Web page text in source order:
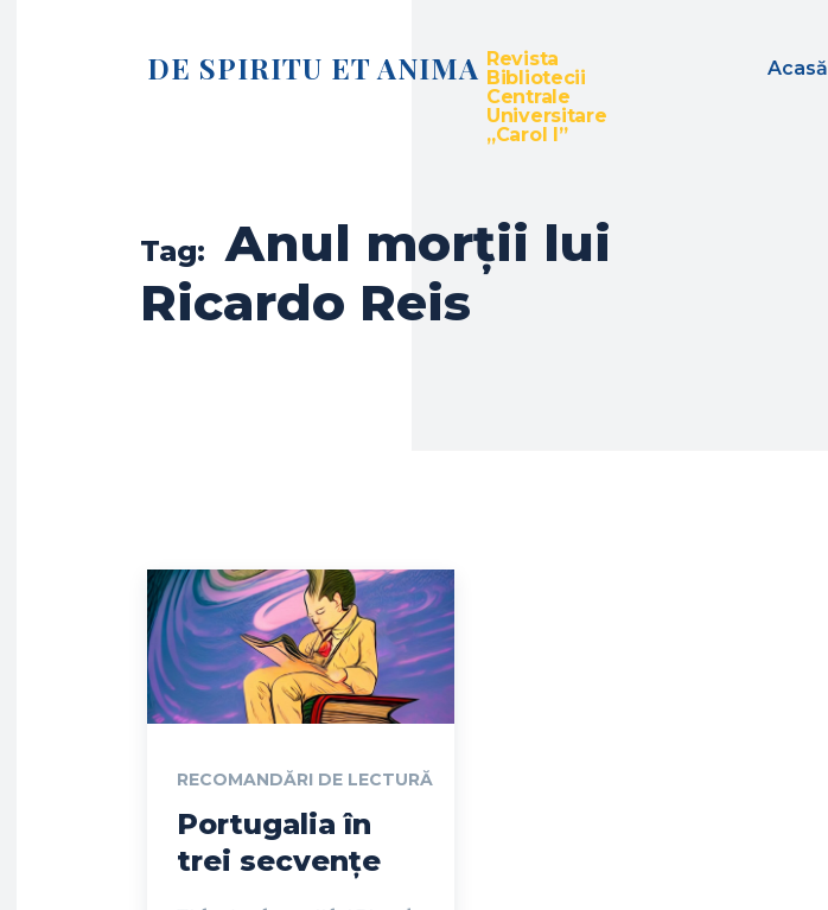
DE SPIRITU ET ANIMA Revista
Bibliotecii
Centrale
Universitare
„Carol I”
Acasă
Tag:
Anul morții lui
Ricardo Reis
RECOMANDĂRI DE LECTURĂ
Portugalia în
trei secvențe